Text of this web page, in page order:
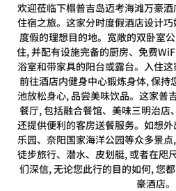
欢迎莅临下榻普吉岛迈考海滩万豪
住宿之旅。这家分时度假酒店设计
度假的理想目的地。宽敞的双卧室
住, 并配有设施完备的厨房、免费
浴室和带家具的阳台或露台。入住
前往酒店内健身中心锻炼身体, 保持
池放松身心, 品尝美味饮品。这家普
餐厅, 包括融合餐馆、美味三明治店
还提供便利的客房送餐服务。如想
乐园、奈阳国家海洋公园等众多景
徒步旅行、潜水、皮划艇, 或者在咫
们深信, 无论您此行的目的如何, 您
豪酒店。